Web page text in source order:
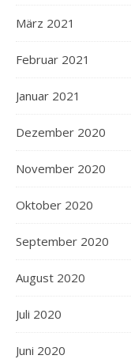
März 2021
Februar 2021
Januar 2021
Dezember 2020
November 2020
Oktober 2020
September 2020
August 2020
Juli 2020
Juni 2020